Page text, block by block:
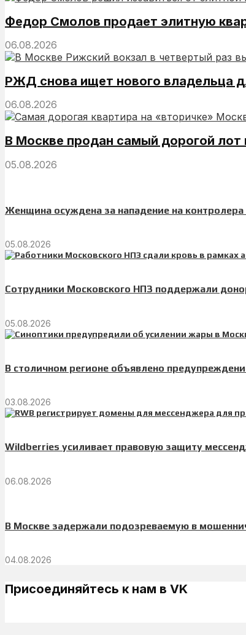
Федор Смолов продает элитную
06.08.2026
РЖД снова ищет нового владельца
06.08.2026
В Москве продан самый дорогой
05.08.2026
Женщина осуждена за нападение на
05.08.2026
Сотрудники Московского НПЗ поддержали
05.08.2026
В столичном регионе объявлено
03.08.2026
Wildberries усиливает правовую защиту
06.08.2026
В Москве задержали подозреваемую в
04.08.2026
Присоединяйтесь к нам в VK